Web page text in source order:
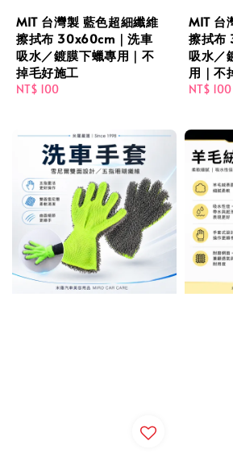
MIT 台灣製 藍色超細纖維
擦拭布 30x60cm｜洗車
吸水／鍍膜下蠟專用｜不
掉毛好施工
Regular
NT$ 100
MIT 台
擦拭布
吸水／
用｜不
Regular
NT$ 100